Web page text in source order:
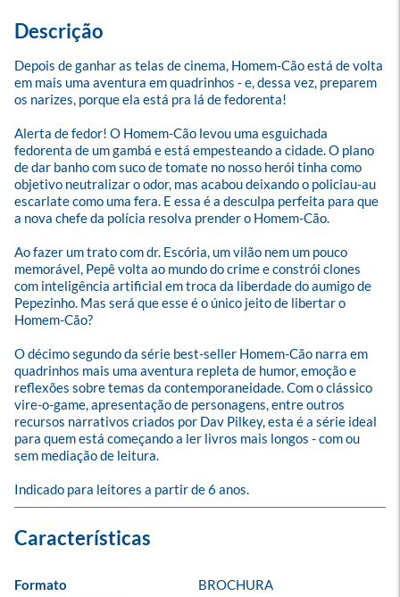
Descrição
Depois de ganhar as telas de cinema, Homem-Cão está de volta
em mais uma aventura em quadrinhos - e, dessa vez, preparem
os narizes, porque ela está pra lá de fedorenta!
Alerta de fedor! O Homem-Cão levou uma esguichada
fedorenta de um gambá e está empesteando a cidade. O plano
de dar banho com suco de tomate no nosso herói tinha como
objetivo neutralizar o odor, mas acabou deixando o policiau-au
escarlate como uma fera. E essa é a desculpa perfeita para que
a nova chefe da polícia resolva prender o Homem-Cão.
Ao fazer um trato com dr. Escória, um vilão nem um pouco
memorável, Pepê volta ao mundo do crime e constrói clones
com inteligência artificial em troca da liberdade do aumigo de
Pepezinho. Mas será que esse é o único jeito de libertar o
Homem-Cão?
O décimo segundo da série best-seller Homem-Cão narra em
quadrinhos mais uma aventura repleta de humor, emoção e
reflexões sobre temas da contemporaneidade. Com o clássico
vire-o-game, apresentação de personagens, entre outros
recursos narrativos criados por Dav Pilkey, esta é a série ideal
para quem está começando a ler livros mais longos - com ou
sem mediação de leitura.
Indicado para leitores a partir de 6 anos.
Formato
BROCHURA